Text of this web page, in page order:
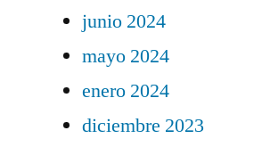
junio 2024
mayo 2024
enero 2024
diciembre 2023